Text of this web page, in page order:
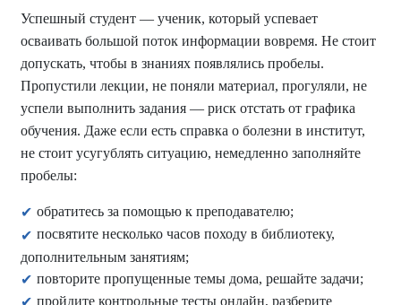
Успешный студент — ученик, который успевает
осваивать большой поток информации вовремя. Не стоит
допускать, чтобы в знаниях появлялись пробелы.
Пропустили лекции, не поняли материал, прогуляли, не
успели выполнить задания — риск отстать от графика
обучения. Даже если есть справка о болезни в институт,
не стоит усугублять ситуацию, немедленно заполняйте
пробелы:
обратитесь за помощью к преподавателю;
посвятите несколько часов походу в библиотеку,
дополнительным занятиям;
повторите пропущенные темы дома, решайте задачи;
пройдите контрольные тесты онлайн, разберите